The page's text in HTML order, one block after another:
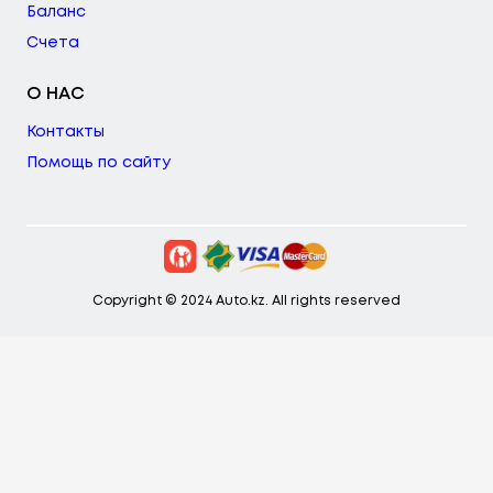
Баланс
Счета
О НАС
Контакты
Помощь по сайту
Copyright © 2024 Auto.kz. All rights reserved